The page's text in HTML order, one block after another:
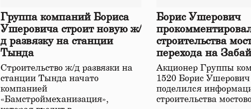
Группа компаний Бориса
Ушеровича строит новую ж/
д развязку на станции
Тында
Строительство ж/д развязки на
станции Тында начато
компанией
«Бамстроймеханизация»,
Борис Ушерович
строительства
перехода на
железной дороге
Акционер Группы
1520 Борис Ушерович
поделился
строительства